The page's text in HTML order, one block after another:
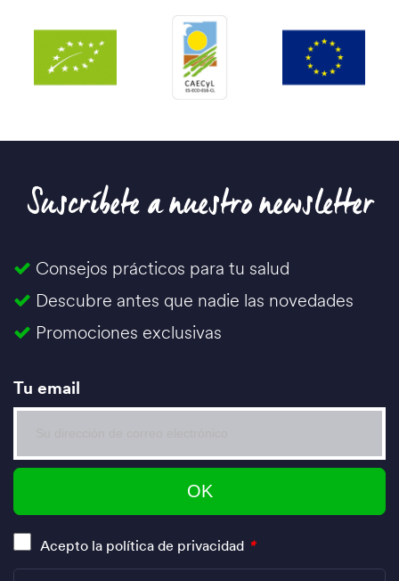
Suscríbete a nuestro newsletter
Consejos prácticos para tu salud
Descubre antes que nadie las novedades
Promociones exclusivas
Tu email
Acepto la política de privacidad *